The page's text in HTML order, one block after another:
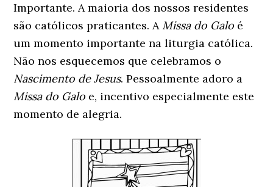
Importante. A maioria dos nossos residentes
são católicos praticantes. A Missa do Galo é
um momento importante na liturgia católica.
Não nos esquecemos que celebramos o
Nascimento de Jesus. Pessoalmente adoro a
Missa do Galo e, incentivo especialmente este
momento de alegria.